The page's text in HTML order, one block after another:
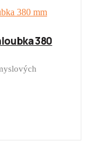
380